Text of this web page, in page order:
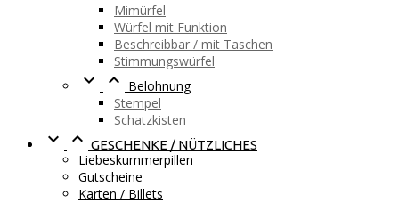
Mimürfel
Würfel mit Funktion
Beschreibbar / mit Taschen
Stimmungswürfel
  Belohnung
Stempel
Schatzkisten
  GESCHENKE / NÜTZLICHES
Liebeskummerpillen
Gutscheine
Karten / Billets